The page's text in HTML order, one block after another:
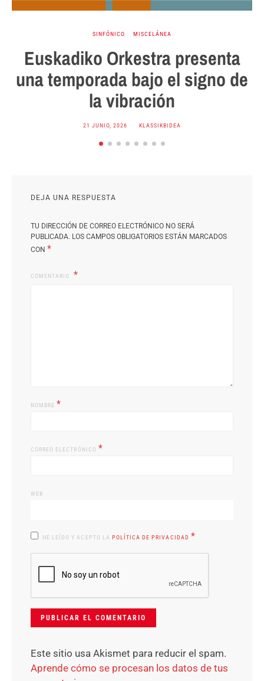
SINFÓNICO MISCELÁNEA
Euskadiko Orkestra presenta
una temporada bajo el signo de
la vibración
21 JUNIO, 2026 KLASSIKBIDEA
DEJA UNA RESPUESTA
TU DIRECCIÓN DE CORREO ELECTRÓNICO NO SERÁ
PUBLICADA. LOS CAMPOS OBLIGATORIOS ESTÁN MARCADOS
CON *
COMENTARIO
NOMBRE *
CORREO ELECTRÓNICO *
WEB
HE LEÍDO Y ACEPTO LA POLÍTICA DE PRIVACIDAD *
Este sitio usa Akismet para reducir el spam.
Aprende cómo se procesan los datos de tus